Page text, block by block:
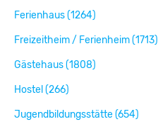
Ferienhaus (1264)
Freizeitheim / Ferienheim (1713)
Gästehaus (1808)
Hostel (266)
Jugendbildungsstätte (654)